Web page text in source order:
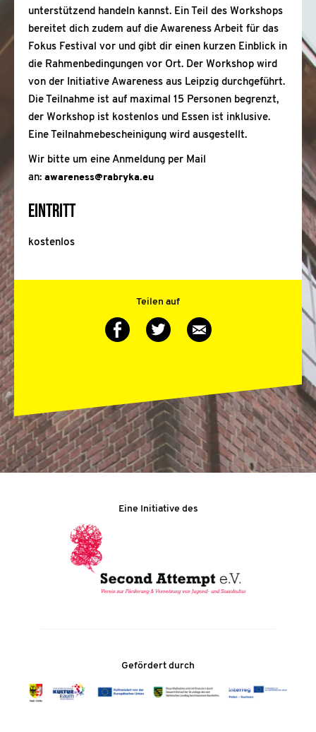
unterstützend handeln kannst. Ein Teil des Workshops
bereitet dich zudem auf die Awareness Arbeit für das
Fokus Festival vor und gibt dir einen kurzen Einblick in
die Rahmenbedingungen vor Ort. Der Workshop wird
von der Initiative Awareness aus Leipzig durchgeführt.
Die Teilnahme ist auf maximal 15 Personen begrenzt,
der Workshop ist kostenlos und Essen ist inklusive.
Eine Teilnahmebescheinigung wird ausgestellt.
Wir bitte um eine Anmeldung per Mail
an: awareness@rabryka.eu
Eintritt
kostenlos
Teilen auf
Auf
Facebook
Auf
Twitter
Via
Eine Initiative des
Gefördert durch